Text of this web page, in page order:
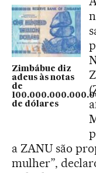
Zimbábue diz
adeus às notas
de
de dólares
a ZANU são
mulher”,